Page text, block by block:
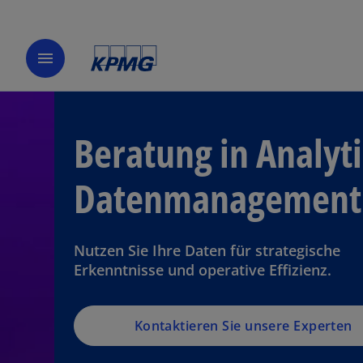
menu
Beratung in
Datenmanagement
Nutzen Sie Ihre Daten für strategische
Erkenntnisse und operative Effizienz.
Kontaktieren Sie unsere Experten